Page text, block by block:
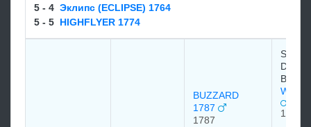
5 - 4 Эклипс (ECLIPSE) 1764
5 - 5 HIGHFLYER 1774
BUZZARD
1787
1787
Sir
1773